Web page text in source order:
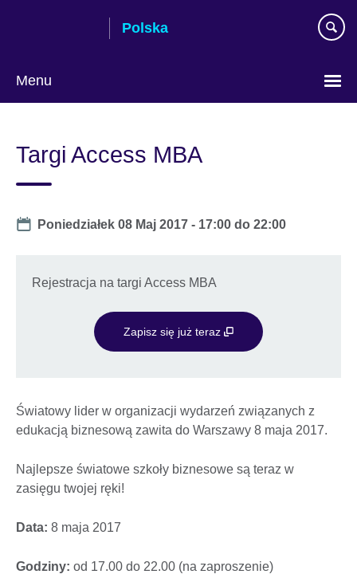
Polska
Menu
Targi Access MBA
Date
Poniedziałek 08 Maj 2017 - 17:00 do22:00
Rejestracja na targi Access MBA
Zapisz się już teraz
Światowy lider w organizacji wydarzeń związanych z
edukacją biznesową zawita do Warszawy 8 maja 2017.
Najlepsze światowe szkoły biznesowe są teraz w
zasięgu twojej ręki!
Data: 8 maja 2017
Godziny: od 17.00 do 22.00 (na zaproszenie)